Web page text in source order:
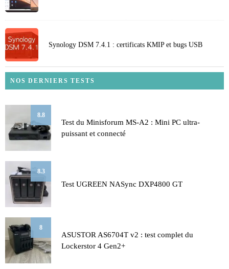
Synology DSM 7.4.1 : certificats KMIP et bugs USB
NOS DERNIERS TESTS
8.8
Test du Minisforum MS-A2 : Mini PC ultra-
puissant et connecté
8.3
Test UGREEN NASync DXP4800 GT
8
ASUSTOR AS6704T v2 : test complet du
Lockerstor 4 Gen2+